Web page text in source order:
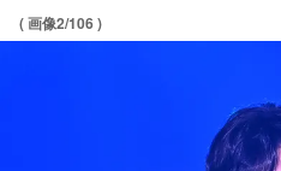
( 画像2/106 )